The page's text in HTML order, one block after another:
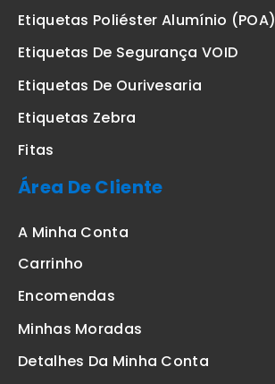
Etiquetas Poliéster Alumínio (POA)
Etiquetas De Segurança VOID
Etiquetas De Ourivesaria
Etiquetas Zebra
Fitas
Área De Cliente
A Minha Conta
Carrinho
Encomendas
Minhas Moradas
Detalhes Da Minha Conta